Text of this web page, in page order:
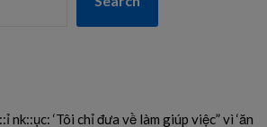
nk::ục: ‘Tôi chỉ đưa về làm giúp việc” vì ‘ăn